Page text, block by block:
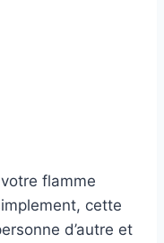
flamme
cette
d’autre et